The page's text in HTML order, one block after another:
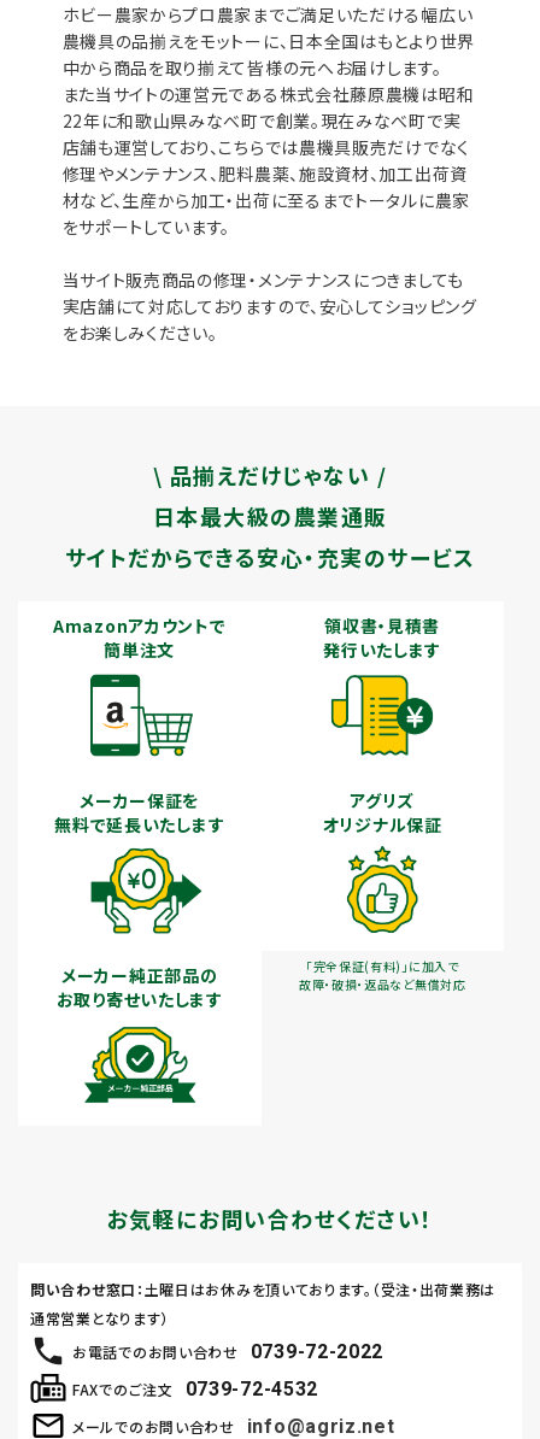
ホビー農家からプロ農家までご満足いただける幅広い
農機具の品揃えをモットーに、日本全国はもとより世界
中から商品を取り揃えて皆様の元へお届けします。
また当サイトの運営元である株式会社藤原農機は昭和
22年に和歌山県みなべ町で創業。現在みなべ町で実
店舗も運営しており、こちらでは農機具販売だけでなく
修理やメンテナンス、肥料農薬、施設資材、加工出荷資
材など、生産から加工・出荷に至るまでトータルに農家
をサポートしています。
当サイト販売商品の修理・メンテナンスにつきましても
実店舗にて対応しておりますので、安心してショッピング
をお楽しみください。
\ 品揃えだけじゃない /
日本最大級の農業通販
サイトだからできる安心・充実のサービス
Amazonアカウントで
簡単注文
領収書・見積書
発行いたします
メーカー保証を
無料で延長いたします
アグリズ
オリジナル保証
「完全保証(有料)」に加入で
故障・破損・返品など無償対応
メーカー純正部品の
お取り寄せいたします
お気軽にお問い合わせください！
お電話でのお問い合わせ 0739-72-2022
メールでのお問い合わせ
info@agriz.net
FAXでのご注文 0739-72-4532
問い合わせ窓口 ：土曜日はお休みを頂いております。（受注・出荷業務は
通常営業となります）